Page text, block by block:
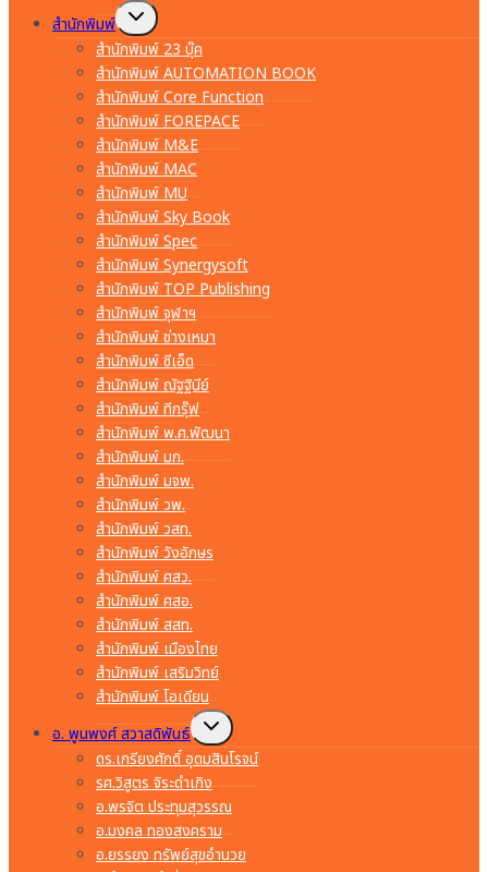
สำนักพิมพ์
Toggle
child
menu
สำนักพิมพ์ 23 บุ๊ค
สำนักพิมพ์ AUTOMATION BOOK
สำนักพิมพ์ Core Function
สำนักพิมพ์ FOREPACE
สำนักพิมพ์ M&E
สำนักพิมพ์ MAC
สำนักพิมพ์ MU
สำนักพิมพ์ Sky Book
สำนักพิมพ์ Spec
สำนักพิมพ์ Synergysoft
สำนักพิมพ์ TOP Publishing
สำนักพิมพ์ จุฬาฯ
สำนักพิมพ์ ช่างเหมา
สำนักพิมพ์ ซีเอ็ด
สำนักพิมพ์ ณัฐฐินีย์
สำนักพิมพ์ ทีกรุ๊ฟ
สำนักพิมพ์ พ.ศ.พัฒนา
สำนักพิมพ์ มก.
สำนักพิมพ์ มจพ.
สำนักพิมพ์ วพ.
สำนักพิมพ์ วสท.
สำนักพิมพ์ วังอักษร
สำนักพิมพ์ ศสว.
สำนักพิมพ์ ศสอ.
สำนักพิมพ์ สสท.
สำนักพิมพ์ เมืองไทย
สำนักพิมพ์ เสริมวิทย์
สำนักพิมพ์ โอเดียน
อ. พูนพงศ์ สวาสดิพันธ์
Toggle
child
menu
ดร.เกรียงศักดิ์ อุดมสินโรจน์
รศ.วิสูตร จิระดำเกิง
อ.พรจิต ประทุมสุวรรณ
อ.มงคล ทองสงคราม
อ.ยรรยง ทรัพย์สุขอำนวย